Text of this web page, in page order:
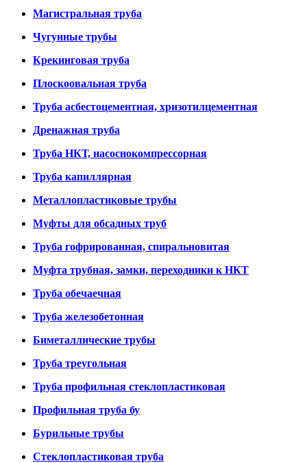
Магистральная труба
Чугунные трубы
Крекинговая труба
Плоскоовальная труба
Труба асбестоцементная, хризотилцементная
Дренажная труба
Труба НКТ, насоснокомпрессорная
Труба капиллярная
Металлопластиковые трубы
Муфты для обсадных труб
Труба гофрированная, спиральновитая
Муфта трубная, замки, переходники к НКТ
Труба обечаечная
Труба железобетонная
Биметаллические трубы
Труба треугольная
Труба профильная стеклопластиковая
Профильная труба бу
Бурильные трубы
Стеклопластиковая труба